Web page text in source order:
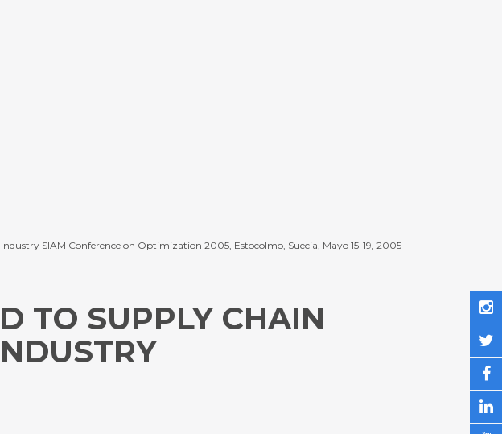
SIAM Conference on Optimization 2005, Estocolmo, Suecia, Mayo 15-19, 2005
TO SUPPLY CHAIN